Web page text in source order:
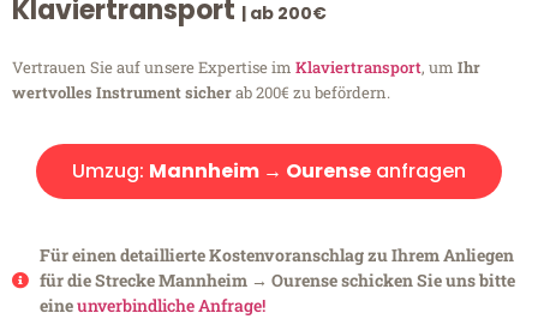
Klaviertransport | ab 200€
Vertrauen Sie auf unsere Expertise im Klaviertransport, um Ihr
wertvolles Instrument sicherab 200€ zu befördern.
Umzug: Mannheim → Ourense anfragen
Für einen detaillierte Kostenvoranschlag zu Ihrem Anliegen
für die Strecke Mannheim → Ourense schicken Sie uns bitte
eineunverbindliche Anfrage!